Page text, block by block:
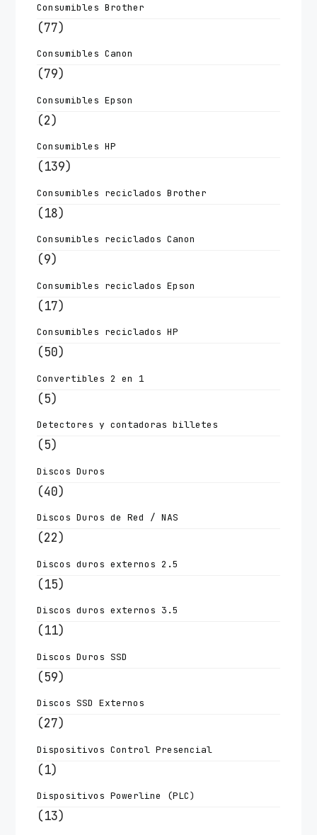
Consumibles Brother
(77)
Consumibles Canon
(79)
Consumibles Epson
(2)
Consumibles HP
(139)
Consumibles reciclados Brother
(18)
Consumibles reciclados Canon
(9)
Consumibles reciclados Epson
(17)
Consumibles reciclados HP
(50)
Convertibles 2 en 1
(5)
Detectores y contadoras billetes
(5)
Discos Duros
(40)
Discos Duros de Red / NAS
(22)
Discos duros externos 2.5
(15)
Discos duros externos 3.5
(11)
Discos Duros SSD
(59)
Discos SSD Externos
(27)
Dispositivos Control Presencial
(1)
Dispositivos Powerline (PLC)
(13)